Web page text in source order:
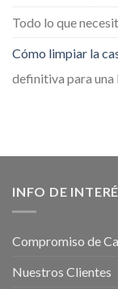
Todo lo que
Cómo limpiar la
definitiva para
INFO DE
Compromiso de
Nuestros Clientes